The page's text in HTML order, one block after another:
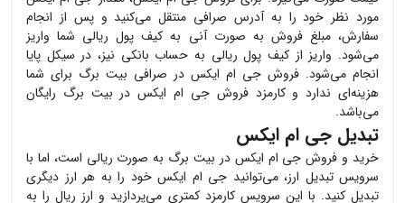
مورد نظر خود را به آدرس صرافی منتقل می‌کنید و پس از انجام
سفارش، مبلغ فروش به صورت آنی به کیف پول ریالی شما واریز
می‌شود. واریز از کیف پول ریالی به حساب بانکی نیز، در سیکل پایا
انجام می‌شود. فروش جی ام ایکس در صرافی بیت برگ برای شما
هزینه‌ای ندارد و کارمزد فروشجی ام ایکسدر بیت برگ رایگان
می‌باشد.
تبدیل جی ام ایکس
خرید و فروش جی ام ایکس در بیت برگ به صورت ریالی است، اما با
سرویس تبدیل ارز، می‌توانید جی ام ایکس خود را به هر ارز دیگری
تبدیل کنید. با این سرویس کارمزد کمتری می‌پردازید و ارز ریال را به